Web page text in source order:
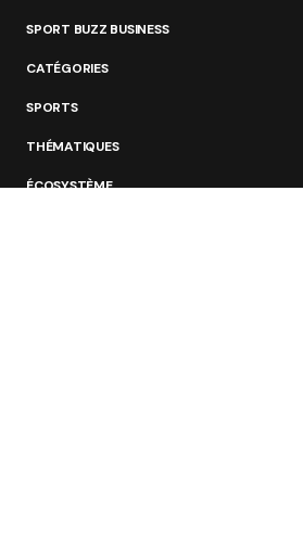
SPORT BUZZ BUSINESS
CATÉGORIES
SPORTS
THÉMATIQUES
ÉCOSYSTÈME